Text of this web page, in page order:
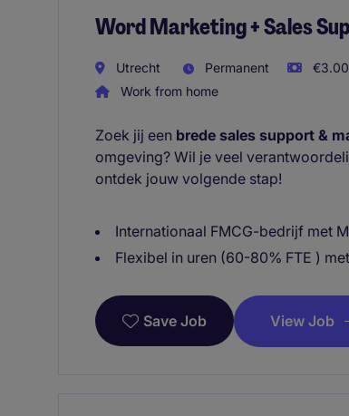
Word Marketing + Sales
Utrecht Permanent
Work from home
Zoek jij een brede sales support &
omgeving? Wil je veel
ontdek jouw volgende stap!
Internationaal FMCG-bedrijf met
Flexibel in uren (60-80% FTE )
Save Job View Job